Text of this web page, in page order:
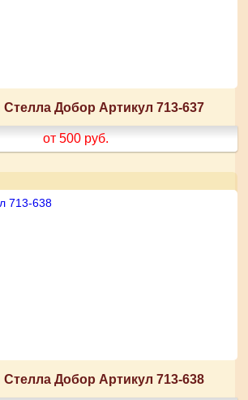
Добор Артикул 713-637
от 500 руб.
Добор Артикул 713-638